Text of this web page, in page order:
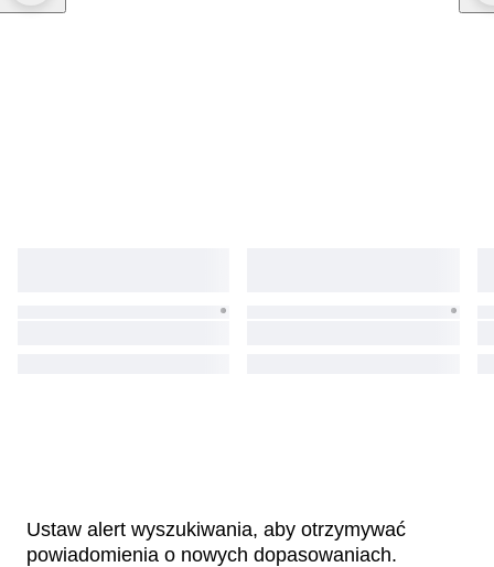
Ustaw alert wyszukiwania, aby otrzymywać
powiadomienia o nowych dopasowaniach.